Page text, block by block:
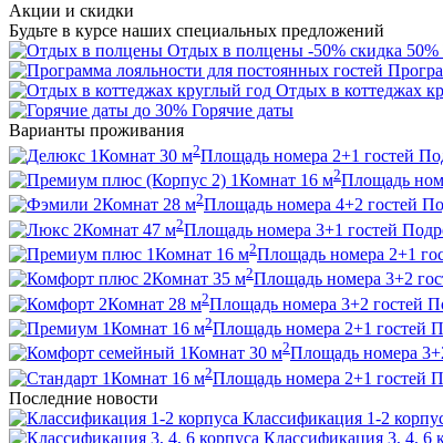
Акции и скидки
Будьте в курсе наших специальных предложений
Отдых в полцены -50% скидка 50%
Отдых в коттеджах
до 30% Горячие даты
Варианты проживания
1Комнат 30 м2Площадь номера 2+1 гостей
1Комнат 16 м2Площадь
2Комнат 28 м2Площадь номера 4+2 гостей
2Комнат 47 м2Площадь номера 3+1 гостей
1Комнат 16 м2Площадь номера 2+1
2Комнат 35 м2Площадь номера 3+2
2Комнат 28 м2Площадь номера 3+2 гостей
1Комнат 16 м2Площадь номера 2+1 гостей
1Комнат 30 м2Площадь номера
1Комнат 16 м2Площадь номера 2+1 гостей
Последние новости
Классификация 1-2
Классификация 3, 4, 6